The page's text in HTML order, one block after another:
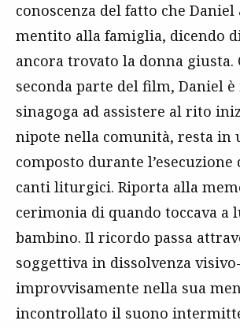
conoscenza del fatto che
mentito alla famiglia, dicendo
ancora trovato la donna giusta.
seconda parte del film, Daniel
sinagoga ad assistere al rito
nipote nella comunità, resta in
composto durante
canti liturgici. Riporta alla
cerimonia di quando toccava a
bambino. Il ricordo passa
soggettiva in dissolvenza
improvvisamente nella sua
incontrollato il suono